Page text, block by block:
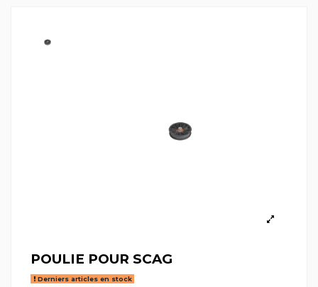
POULIE POUR SCAG
Derniers articles en stock